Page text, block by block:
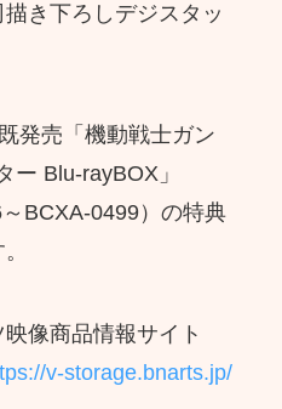
ろしデジスタッ
発売「機動戦士ガン
ー Blu-rayBOX」
BCXA-0499）の特典
像商品情報サイト
v-storage.bnarts.jp/